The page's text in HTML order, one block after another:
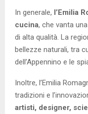
In generale, l’Emilia
cucina, che vanta
di alta qualità. La
bellezze naturali, tra
dell’Appennino e le
Inoltre, l’Emilia
tradizioni e
artisti, designer,